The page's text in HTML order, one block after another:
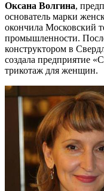
Оксана Волгина,
основатель марки
окончила Московский
промышленности.
конструктором в
создала предприятие
трикотаж для женщин.